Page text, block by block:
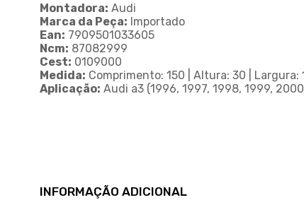
Montadora: Audi
Marca da Peça: Importado
Ean: 7909501033605
Ncm: 87082999
Cest: 0109000
Medida: Comprimento: 150 | Altura: 30 | Largura:
Aplicação: Audi a3 (1996, 1997, 1998, 1999,
INFORMAÇÃO ADICIONAL